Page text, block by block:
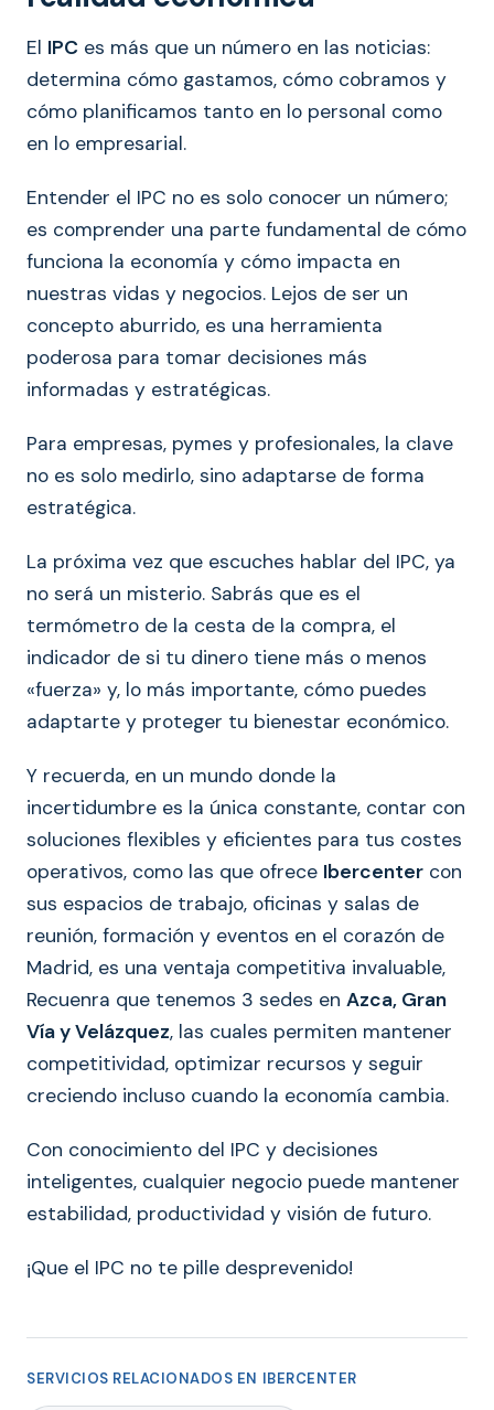
El IPC es más que un número en las noticias:
determina cómo gastamos, cómo cobramos y
cómo planificamos tanto en lo personal como
en lo empresarial.
Entender el IPC no es solo conocer un número;
es comprender una parte fundamental de cómo
funciona la economía y cómo impacta en
nuestras vidas y negocios. Lejos de ser un
concepto aburrido, es una herramienta
poderosa para tomar decisiones más
informadas y estratégicas.
Para empresas, pymes y profesionales, la clave
no es solo medirlo, sino adaptarse de forma
estratégica.
La próxima vez que escuches hablar del IPC, ya
no será un misterio. Sabrás que es el
termómetro de la cesta de la compra, el
indicador de si tu dinero tiene más o menos
«fuerza» y, lo más importante, cómo puedes
adaptarte y proteger tu bienestar económico.
Y recuerda, en un mundo donde la
incertidumbre es la única constante, contar con
soluciones flexibles y eficientes para tus costes
operativos, como las que ofrece Ibercenter con
sus espacios de trabajo, oficinas y salas de
reunión, formación y eventos en el corazón de
Madrid, es una ventaja competitiva invaluable,
Recuenra que tenemos 3 sedes en Azca, Gran
Vía y Velázquez, las cuales permiten mantener
competitividad, optimizar recursos y seguir
creciendo incluso cuando la economía cambia.
Con conocimiento del IPC y decisiones
inteligentes, cualquier negocio puede mantener
estabilidad, productividad y visión de futuro.
¡Que el IPC no te pille desprevenido!
SERVICIOS RELACIONADOS EN IBERCENTER